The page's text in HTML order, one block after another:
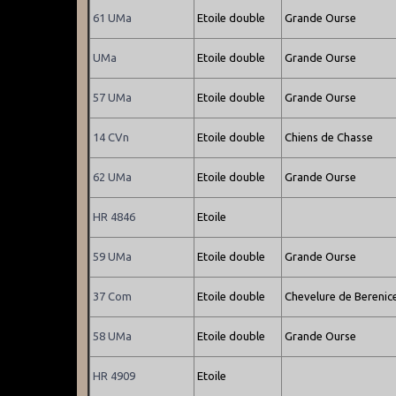
61 UMa Etoile double Grande Ourse
UMa Etoile double Grande Ourse
57 UMa Etoile double Grande Ourse
14 CVn Etoile double Chiens de Chasse
62 UMa Etoile double Grande Ourse
HR 4846 Etoile
59 UMa Etoile double Grande Ourse
37 Com Etoile double Chevelure de
58 UMa Etoile double Grande Ourse
HR 4909 Etoile